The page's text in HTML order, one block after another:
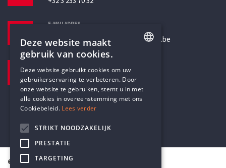
E-MAILADRES
secretariaat@humanistischverbond.be
Pottenbrug 4
Antwerpen, 2000
© Humanistisch Verbond 2026
DUTCH
Deze website maakt
gebruik van cookies.
Deze website gebruikt cookies om uw
gebruikerservaring te verbeteren. Door
onze website te gebruiken, stemt u in met
alle cookies in overeenstemming met ons
Cookiebeleid. Lees verder
STRIKT NOODZAKELIJK
PRESTATIE
TARGETING